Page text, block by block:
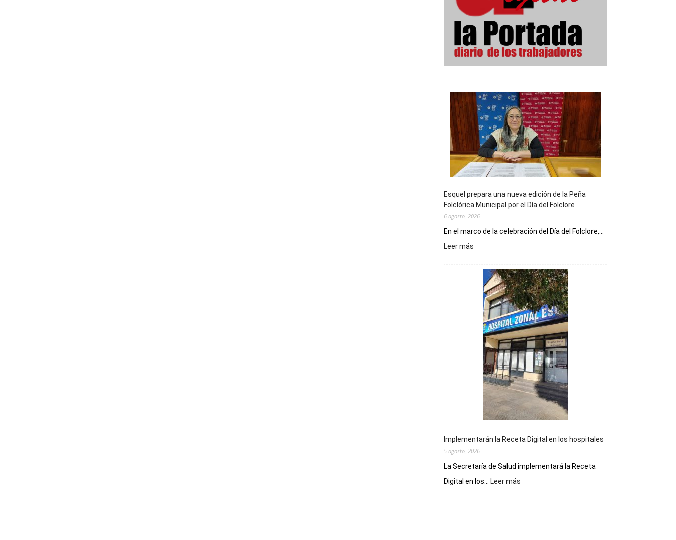
Esquel prepara una nueva edición de la Peña
Folclórica Municipal por el Día del Folclore
6 agosto, 2026
En el marco de la celebración del Día del Folclore,...
Leer más
nueva
edición
Peña
Folclórica
Municipal
por
Día
Folclore
Implementarán la Receta Digital en los hospitales
5 agosto, 2026
La Secretaría de Salud implementará la Receta
Digital en los...
Leer más